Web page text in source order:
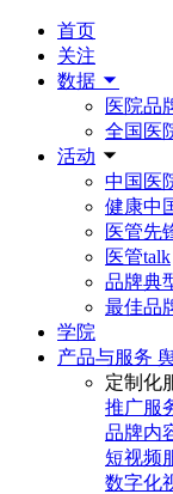
首页
关注
数据
医院品
全国医
活动
中国医
健康中
医管先
医管talk
品牌典
最佳品
学院
产品与服务
定制化
推广服
品牌内
短视频
数字化